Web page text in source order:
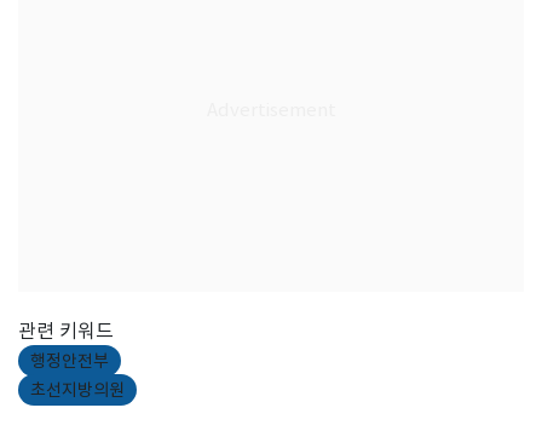
관련 키워드
행정안전부
초선지방의원